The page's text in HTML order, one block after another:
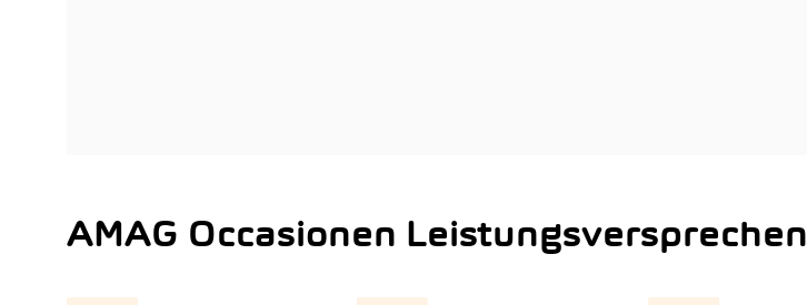
AMAG Occasionen Leistungsversprechen